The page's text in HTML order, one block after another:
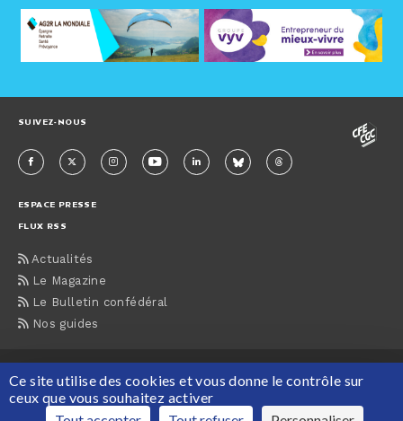
SUIVEZ-NOUS
ESPACE PRESSE
FLUX RSS
Actualités
Le Magazine
Le Bulletin confédéral
Nos guides
Maison de la CFE-CGC, 63 rue du Rocher, 75008 Paris Tél : 01 55 30 12 12
Ce site utilise des cookies et vous donne le contrôle sur
ceux que vous souhaitez activer